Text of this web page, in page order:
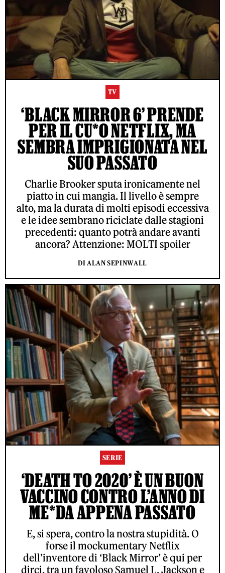
TV
‘BLACK MIRROR 6’ PRENDE
PER IL CU*O NETFLIX, MA
SEMBRA IMPRIGIONATA NEL
SUO PASSATO
Charlie Brooker sputa ironicamente nel
piatto in cui mangia. Il livello è sempre
alto, ma la durata di molti episodi eccessiva
e le idee sembrano riciclate dalle stagioni
precedenti: quanto potrà andare avanti
ancora? Attenzione: MOLTI spoiler
DI ALAN SEPINWALL
SERIE
‘DEATH TO 2020’ È UN BUON
VACCINO CONTRO L’ANNO DI
ME*DA APPENA PASSATO
E, si spera, contro la nostra stupidità. O
forse il mockumentary Netflix
dell’inventore di ‘Black Mirror’ è qui per
dirci, tra un favoloso Samuel L. Jackson e